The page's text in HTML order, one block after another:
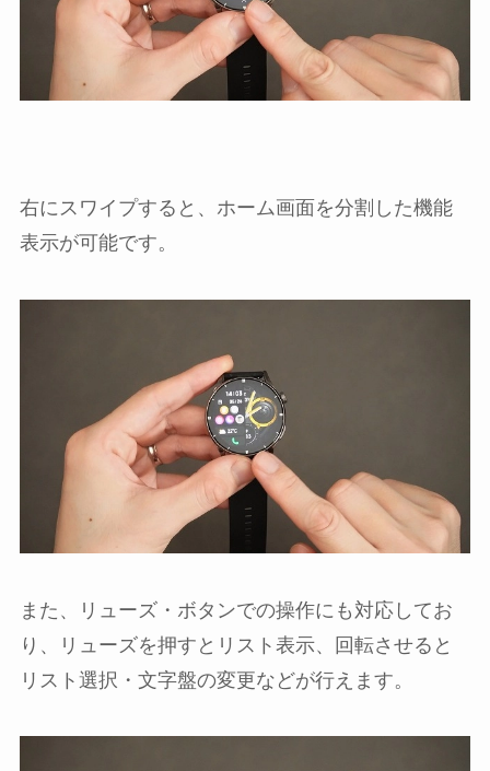
右にスワイプすると、ホーム画面を分割した機能
表示が可能です。
また、リューズ・ボタンでの操作にも対応してお
り、リューズを押すとリスト表示、回転させると
リスト選択・文字盤の変更などが行えます。